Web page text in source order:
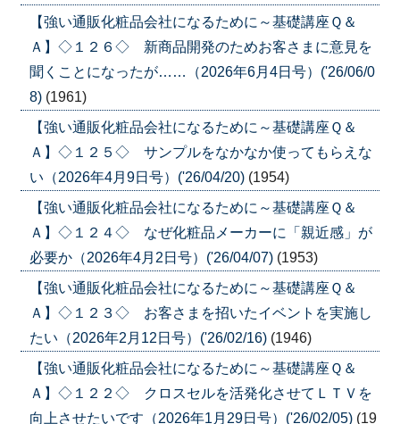
【強い通販化粧品会社になるために～基礎講座Ｑ＆
Ａ】◇１２６◇ 新商品開発のためお客さまに意見を
聞くことになったが……（2026年6月4日号）('26/06/0
8) (1961)
【強い通販化粧品会社になるために～基礎講座Ｑ＆
Ａ】◇１２５◇ サンプルをなかなか使ってもらえな
い（2026年4月9日号）('26/04/20) (1954)
【強い通販化粧品会社になるために～基礎講座Ｑ＆
Ａ】◇１２４◇ なぜ化粧品メーカーに「親近感」が
必要か（2026年4月2日号）('26/04/07) (1953)
【強い通販化粧品会社になるために～基礎講座Ｑ＆
Ａ】◇１２３◇ お客さまを招いたイベントを実施し
たい（2026年2月12日号）('26/02/16) (1946)
【強い通販化粧品会社になるために～基礎講座Ｑ＆
Ａ】◇１２２◇ クロスセルを活発化させてＬＴＶを
向上させたいです（2026年1月29日号）('26/02/05) (19